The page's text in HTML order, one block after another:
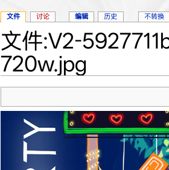
文件:V2-
720w.jpg
文件 讨论 编辑 历史 不转换